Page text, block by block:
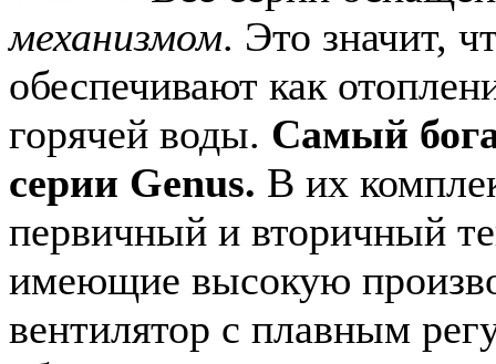
механизмом. Это значит,
обеспечивают как
горячей воды. Самый
серии Genus. В их
первичный и вторичный
имеющие высокую
вентилятор с плавным